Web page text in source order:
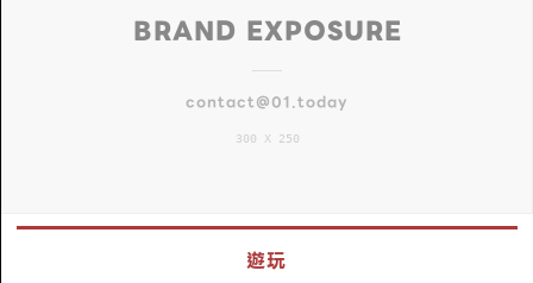
BRAND EXPOSURE
contact@01.today
300 X 250
遊玩